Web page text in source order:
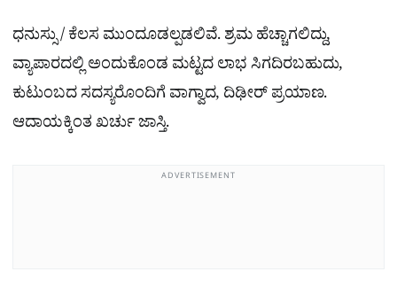
ಧನುಸ್ಸು / ಕೆಲಸ ಮುಂದೂಡಲ್ಪಡಲಿವೆ. ಶ್ರಮ ಹೆಚ್ಚಾಗಲಿದ್ದು,
ವ್ಯಾಪಾರದಲ್ಲಿ ಅಂದುಕೊಂಡ ಮಟ್ಟದ ಲಾಭ ಸಿಗದಿರಬಹುದು,
ಕುಟುಂಬದ ಸದಸ್ಯರೊಂದಿಗೆ ವಾಗ್ವಾದ, ದಿಢೀರ್ ಪ್ರಯಾಣ.
ಆದಾಯಕ್ಕಿಂತ ಖರ್ಚು ಜಾಸ್ತಿ.
ADVERTISEMENT